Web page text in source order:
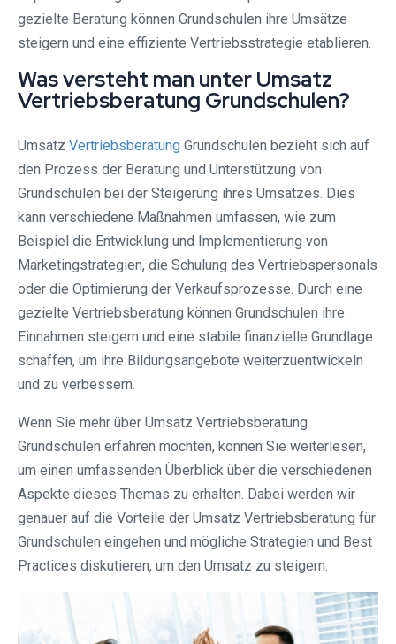
gezielte Beratung können Grundschulen ihre Umsätze
steigern und eine effiziente Vertriebsstrategie etablieren.
Was versteht man unter Umsatz
Vertriebsberatung Grundschulen?
Umsatz Vertriebsberatung Grundschulen bezieht sich auf
den Prozess der Beratung und Unterstützung von
Grundschulen bei der Steigerung ihres Umsatzes. Dies
kann verschiedene Maßnahmen umfassen, wie zum
Beispiel die Entwicklung und Implementierung von
Marketingstrategien, die Schulung des Vertriebspersonals
oder die Optimierung der Verkaufsprozesse. Durch eine
gezielte Vertriebsberatung können Grundschulen ihre
Einnahmen steigern und eine stabile finanzielle Grundlage
schaffen, um ihre Bildungsangebote weiterzuentwickeln
und zu verbessern.
Wenn Sie mehr über Umsatz Vertriebsberatung
Grundschulen erfahren möchten, können Sie weiterlesen,
um einen umfassenden Überblick über die verschiedenen
Aspekte dieses Themas zu erhalten. Dabei werden wir
genauer auf die Vorteile der Umsatz Vertriebsberatung für
Grundschulen eingehen und mögliche Strategien und Best
Practices diskutieren, um den Umsatz zu steigern.